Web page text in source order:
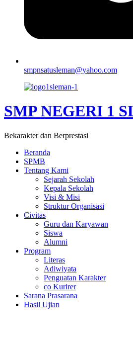
smpnsatusleman@yahoo.com
SMP NEGERI 1
Bekarakter dan Berprestasi
Beranda
SPMB
Tentang Kami
Sejarah Sekolah
Kepala Sekolah
Visi & Misi
Struktur Organisasi
Civitas
Guru dan Karyawan
Siswa
Alumni
Program
Literas
Adiwiyata
Penguatan Karakter
co Kurirer
Sarana Prasarana
Hasil Ujian